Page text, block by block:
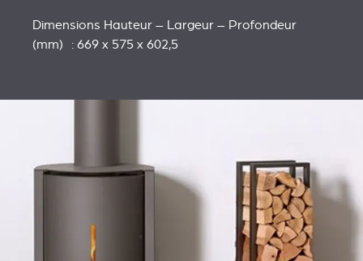
Dimensions Hauteur – Largeur – Profondeur
(mm) : 669 x 575 x 602,5